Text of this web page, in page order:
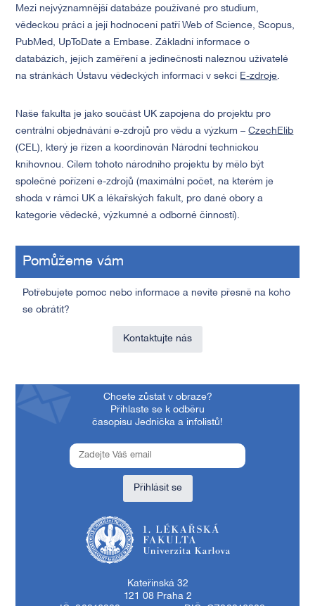
Mezi nejvýznamnější databáze používané pro studium,
vědeckou práci a její hodnocení patří Web of Science, Scopus,
PubMed, UpToDate a Embase. Základní informace o
databázích, jejich zaměření a jedinečnosti naleznou uživatelé
na stránkách Ústavu vědeckých informaci v sekci E-zdroje
Naše fakulta je jako součást UK zapojena do projektu pro
centrální objednávání e-zdrojů pro vědu a výzkum –CzechElib
(CEL), který je řízen a koordinován Národní technickou
knihovnou. Cílem tohoto národního projektu by mělo být
společné pořízení e-zdrojů (maximální počet, na kterém je
shoda v rámci UK a lékařských fakult, pro dané obory a
kategorie vědecké, výzkumné a odborné činnosti).
Pomůžeme vám
Potřebujete pomoc nebo informace a nevíte přesně na koho
se obrátit?
Kontaktujte nás
Chcete zůstat v obraze?
Přihlaste se k odběru
časopisu Jednička a infolistů!
Přihlásit se
Kateřinská 32
121 08 Praha 2